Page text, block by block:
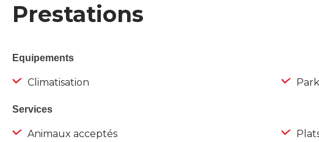
Prestations
Equipements
Climatisation
Services
Animaux acceptés